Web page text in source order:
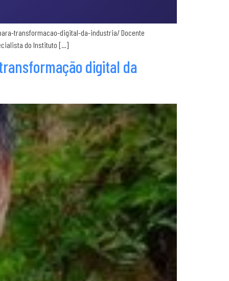
transformacao-digital-da-industria/ Docente
do Instituto […]
digital da